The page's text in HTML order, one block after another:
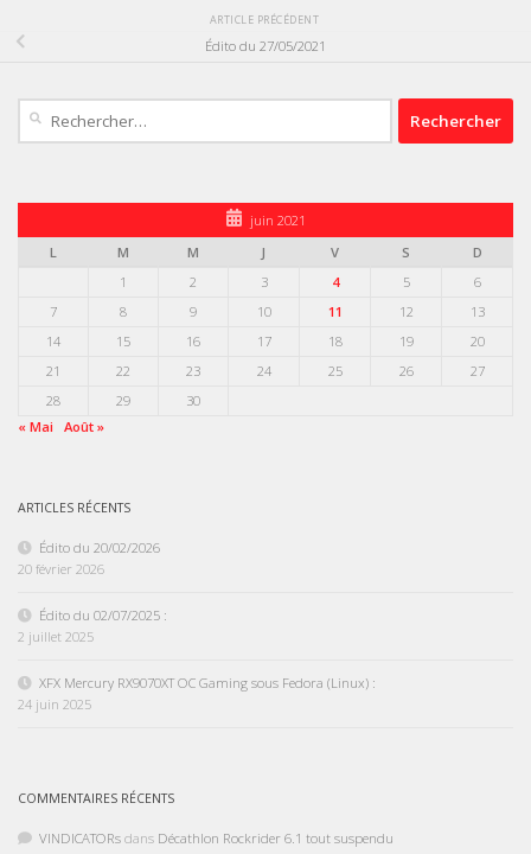
ARTICLE PRÉCÉDENT
Édito du 27/05/2021
Rechercher :
juin 2021
L
M M J V S
D
1
2 3 4 5
6
7
8 9 10 11 12
13
14
15 16 17 18 19
20
21
22 23 24 25 26
27
28
29
30
« Mai
Août »
ARTICLES RÉCENTS
Édito du 20/02/2026
20 février 2026
Édito du 02/07/2025 :
2 juillet 2025
XFX Mercury RX9070XT OC Gaming sous Fedora (Linux) :
24 juin 2025
COMMENTAIRES RÉCENTS
VINDICATORs dans Décathlon Rockrider 6.1 tout suspendu